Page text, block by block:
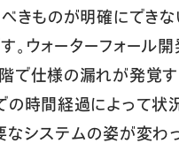
べきものが明確にできな
。ウォーターフォール開
で仕様の漏れが発覚す
の時間経過によって状
なシステムの姿が変わ